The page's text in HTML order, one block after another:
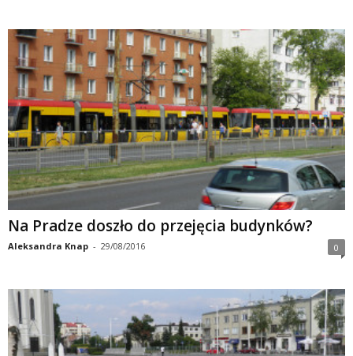
Na Pradze doszło do przejęcia budynków?
Aleksandra Knap - 29/08/2016 0